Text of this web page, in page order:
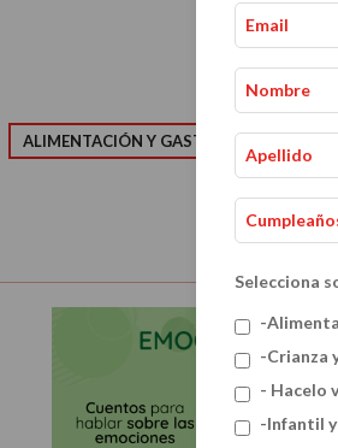
ALIMENTACIÓN Y GASTRONOMÍA
Selecciona
-
-Crianza
- Hacelo
-Infantil